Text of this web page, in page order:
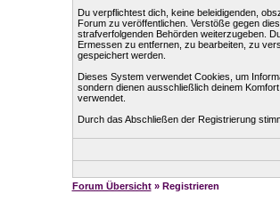
Du verpflichtest dich, keine beleidigenden,
Forum zu veröffentlichen. Verstöße gegen
strafverfolgenden Behörden weiterzugeben.
Ermessen zu entfernen, zu bearbeiten, zu
gespeichert werden.
Dieses System verwendet Cookies, um
sondern dienen ausschließlich deinem
verwendet.
Durch das Abschließen der Registrierung
Forum Übersicht» Registrieren